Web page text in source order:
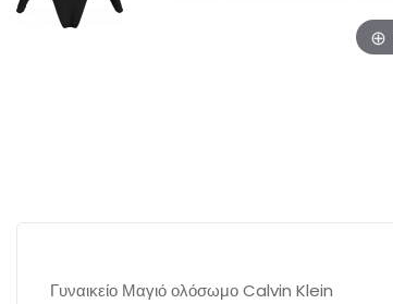
Γυναικείο Μαγιό ολόσωμο Calvin Klein